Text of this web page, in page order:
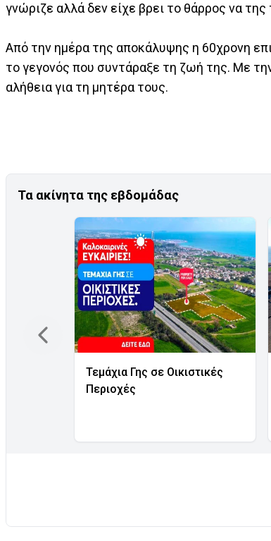
γνώριζε αλλά δεν είχε βρει το θάρρος να της
Από την ημέρα της αποκάλυψης η 60χρονη
το γεγονός που συντάραξε τη ζωή της. Με
αλήθεια για τη μητέρα τους.
Τα ακίνητα της εβδομάδας
Τεμάχια Γης σε Οικιστικές
Περιοχές